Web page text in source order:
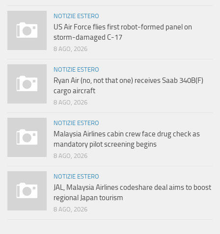
NOTIZIE ESTERO
US Air Force flies first robot-formed panel on
storm-damaged C-17
8 AGO, 2026
NOTIZIE ESTERO
Ryan Air (no, not that one) receives Saab 340B(F)
cargo aircraft
8 AGO, 2026
NOTIZIE ESTERO
Malaysia Airlines cabin crew face drug check as
mandatory pilot screening begins
8 AGO, 2026
NOTIZIE ESTERO
JAL, Malaysia Airlines codeshare deal aims to boost
regional Japan tourism
8 AGO, 2026